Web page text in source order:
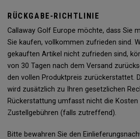
RÜCKGABE-RICHTLINIE
Callaway Golf Europe möchte, dass Sie
Sie kaufen, vollkommen zufrieden sind.
gekauften Artikel nicht zufrieden sind,
von 30 Tagen nach dem Versand
den vollen Produktpreis zurückerstattet.
wird zusätzlich zu Ihren gesetzlichen
Rückerstattung umfasst nicht die
Zustellgebühren (falls zutreffend).
Bitte bewahren Sie den